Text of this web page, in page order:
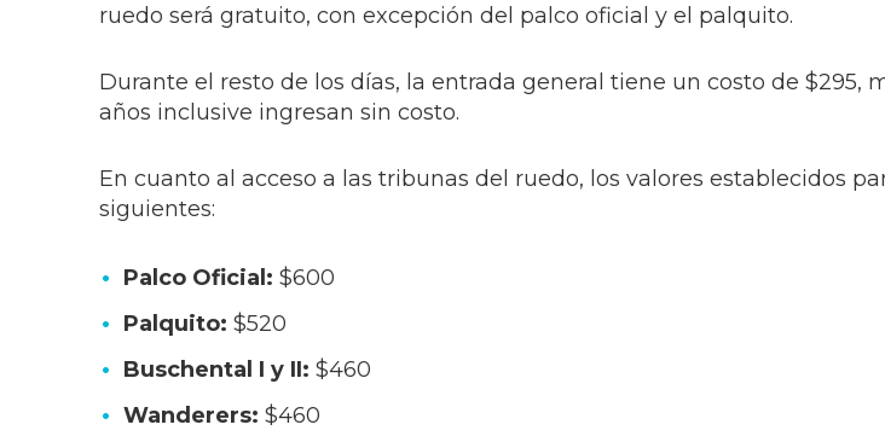
ruedo será gratuito, con excepción del palco oficial y el palquito.
Durante el resto de los días, la entrada general tiene un costo de $295,
años inclusive ingresan sin costo.
En cuanto al acceso a las tribunas del ruedo, los valores establecidos
siguientes:
Palco Oficial: $600
Palquito: $520
Buschental I y II: $460
Wanderers: $460